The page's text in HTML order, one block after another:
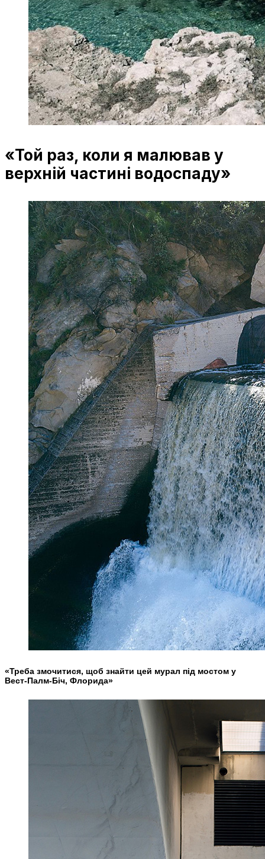
«Той раз, коли я малював у
верхній частині водоспаду»
«Треба змочитися, щоб знайти цей мурал під мостом у
Вест-Палм-Біч, Флорида»